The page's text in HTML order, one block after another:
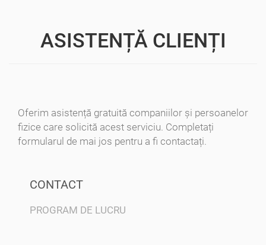
ASISTENȚĂ CLIENȚI
Oferim asistență gratuită companiilor și persoanelor
fizice care solicită acest serviciu. Completați
formularul de mai jos pentru a fi contactați.
CONTACT
PROGRAM DE LUCRU